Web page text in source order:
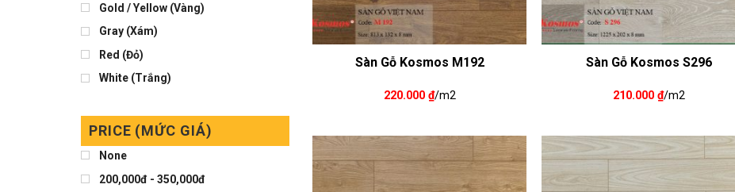
Gold / Yellow (Vàng)
Gray (Xám)
Red (Đỏ)
White (Trắng)
PRICE (MỨC GIÁ)
None
200,000đ - 350,000đ
Sàn Gỗ Kosmos M192
220.000 ₫/m2
Sàn Gỗ Kosmos S296
210.000 ₫/m2